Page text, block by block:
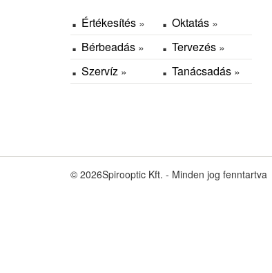
Értékesítés
Bérbeadás
Szervíz
Oktatás
Tervezés
Tanácsadás
© 2026Spirooptic Kft. - Minden jog fenntartva